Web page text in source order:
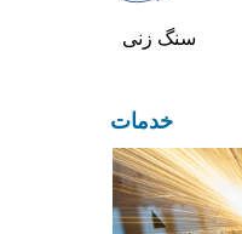
سنگ زنی
خدمات